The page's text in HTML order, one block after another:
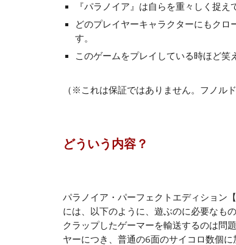
『パラノイア』は自らを重々しく捉
どのプレイヤーキャラクターにもク
す。
このゲームをプレイしている時ほど笑
（※これは保証ではありません。フノルド
どういう内容？
パラノイア・パーフェクトエディション
には、以下のように、遊ぶのに必要なも
クラップしたゲーマーを輸送するのは問
ヤーにつき、普通の6面のサイコロ数個に